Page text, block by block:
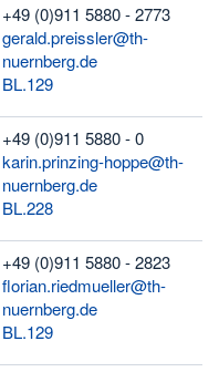
telefon
+49 (0)911 5880 - 2773
email
gerald.preissler@th-
nuernberg.de
Raum
BL.129
telefon
+49 (0)911 5880 - 0
email
karin.prinzing-hoppe@th-
nuernberg.de
Raum
BL.228
telefon
+49 (0)911 5880 - 2823
email
florian.riedmueller@th-
nuernberg.de
Raum
BL.129